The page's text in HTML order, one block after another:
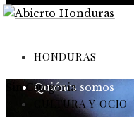
Política de
Marco Legal del
Quiénes somos
HONDURAS
CULTURA Y OCIO
Sin Categoria